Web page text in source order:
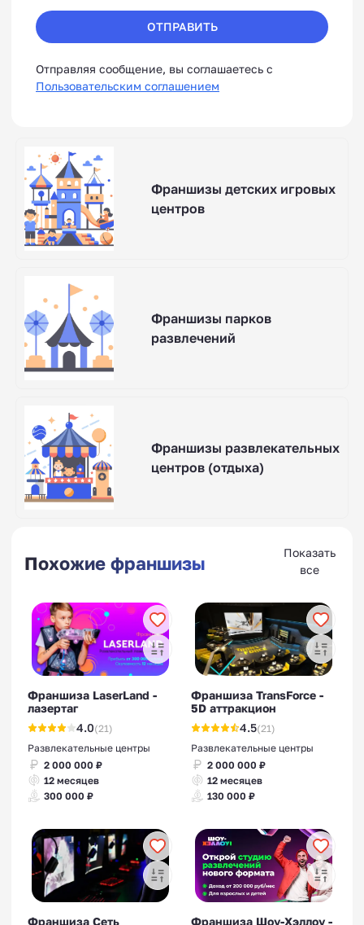
ОТПРАВИТЬ
Отправляя сообщение, вы соглашаетесь с
Пользовательским соглашением
Франшизы детских игровых
центров
Франшизы парков
развлечений
Франшизы развлекательных
центров (отдыха)
Похожие франшизы
Показать
все
Франшиза LaserLand -
лазертаг
4.0(21)
Развлекательные центры
2 000 000 ₽
12 месяцев
300 000 ₽
Франшиза TransForce -
5D аттракцион
4.5(21)
Развлекательные центры
2 000 000 ₽
12 месяцев
130 000 ₽
Франшиза Сеть
Франшиза Шоу-Хэллоу -